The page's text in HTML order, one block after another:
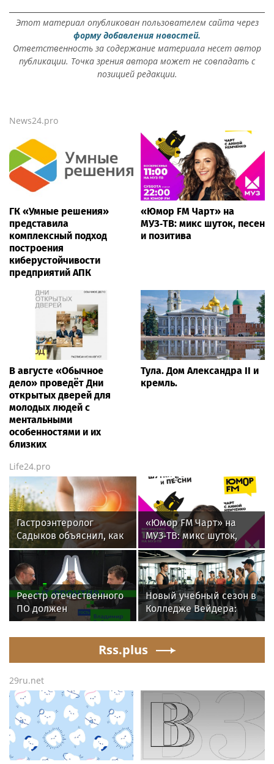
Этот материал опубликован пользователем сайта через
форму добавления новостей.
Ответственность за содержание материала несет автор
публикации. Точка зрения автора может не совпадать с
позицией редакции.
News24.pro
ГК «Умные решения»
представила
комплексный подход
построения
киберустойчивости
предприятий АПК
«Юмор FM Чарт» на
МУЗ‑ТВ: микс шуток, песен
и позитива
В августе «Обычное
дело» проведёт Дни
открытых дверей для
молодых людей с
ментальными
особенностями и их
близких
Тула. Дом Александра II и
кремль.
Life24.pro
Гастроэнтеролог
Садыков объяснил, как
амброзия может влиять
на ЖКТ
«Юмор FM Чарт» на
МУЗ‑ТВ: микс шуток,
песен и позитива
Реестр отечественного
ПО должен
гарантировать защиту
Новый учебный сезон в
Колледже Вейдера:
стартовали очные
фитнес-тренеров и
Rss.plus
29ru.net